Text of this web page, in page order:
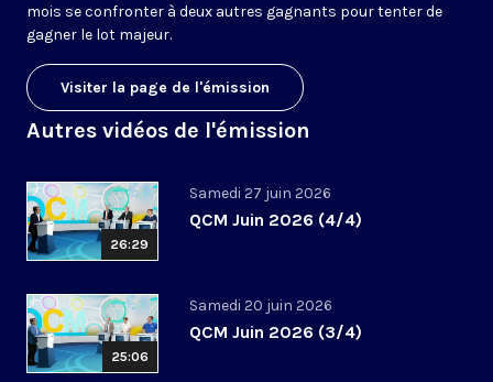
mois se confronter à deux autres gagnants pour tenter de
gagner le lot majeur.
Visiter la page de l'émission
Autres vidéos de l'émission
26:29
Samedi 27 juin 2026
QCM Juin 2026 (4/4)
25:06
Samedi 20 juin 2026
QCM Juin 2026 (3/4)